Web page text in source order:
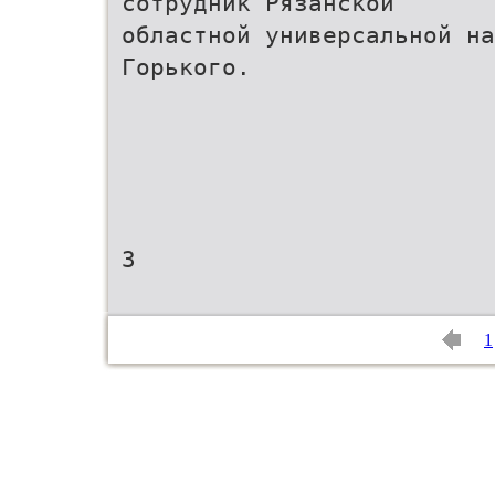
областной универсальной
Горького.
3
1